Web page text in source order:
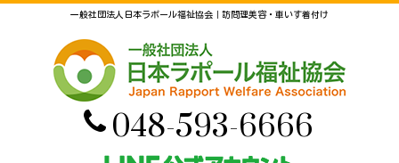
一般社団法人日本ラポール福祉協会｜訪問理美容・車いす着付け
048-593-6666